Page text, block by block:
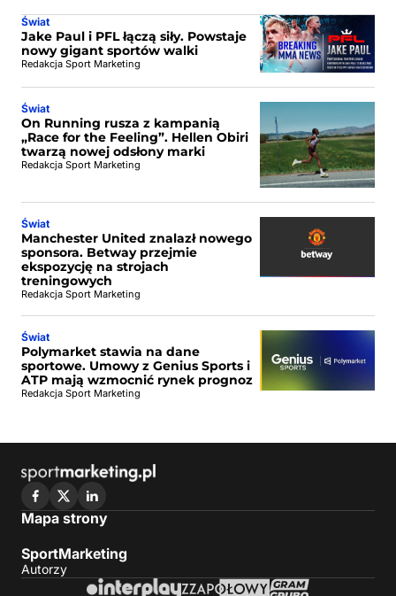
Świat
Jake Paul i PFL łączą siły. Powstaje
nowy gigant sportów walki
Redakcja Sport Marketing
Świat
On Running rusza z kampanią
„Race for the Feeling”. Hellen Obiri
twarzą nowej odsłony marki
Redakcja Sport Marketing
Świat
Manchester United znalazł nowego
sponsora. Betway przejmie
ekspozycję na strojach
treningowych
Redakcja Sport Marketing
Świat
Polymarket stawia na dane
sportowe. Umowy z Genius Sports i
ATP mają wzmocnić rynek prognoz
Redakcja Sport Marketing
Mapa strony
SportMarketing
Autorzy